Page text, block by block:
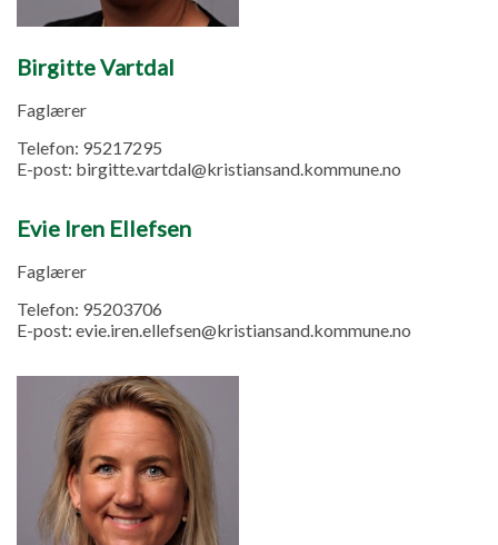
Birgitte Vartdal
Faglærer
Telefon: 95217295
E-post: birgitte.vartdal@kristiansand.kommune.no
Evie Iren Ellefsen
Faglærer
Telefon: 95203706
E-post: evie.iren.ellefsen@kristiansand.kommune.no